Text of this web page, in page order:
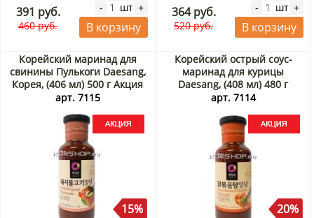
391 руб.
460 руб.
- шт +
В корзину
364 руб.
520 руб.
- шт +
В корзину
Корейский маринад для
свинины Пулькоги Daesang,
Корея, (406 мл) 500 г Акция
арт. 7115
15%
Корейский острый соус-
маринад для курицы
Daesang, (408 мл) 480 г
Акция
арт. 7114
20%